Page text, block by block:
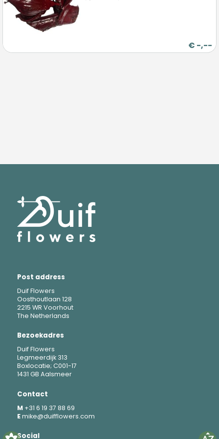
€ -,--
Post address
Duif Flowers
Oosthoutlaan 128
2215 WR Voorhout
The Netherlands
Bezoekadres
Duif Flowers
Legmeerdijk 313
Boxlocatie; C001-17
1431 GB Aalsmeer
Contact
M +31 6 19 37 88 69
Emike@duifflowers.com
Social